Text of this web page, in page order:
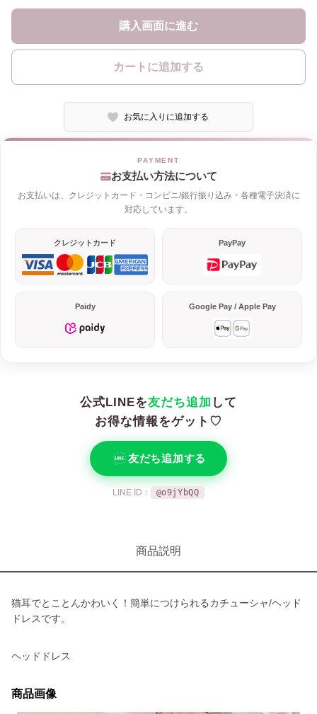
購入画面に進む
カートに追加する
お気に入りに追加する
お支払い方法について
お支払いは、クレジットカード・コンビニ/銀行振り込み・各種電子決済に
対応しています。
クレジットカード PayPay
Paidy Google Pay / Apple Pay
公式LINEを友だち追加 して
お得な情報をゲット♡
友だち追加する
LINE ID： @o9jYbQQ
商品説明
猫耳でとことんかわいく！簡単につけられるカチューシャ/ヘッド
ドレスです。
ヘッドドレス
商品画像